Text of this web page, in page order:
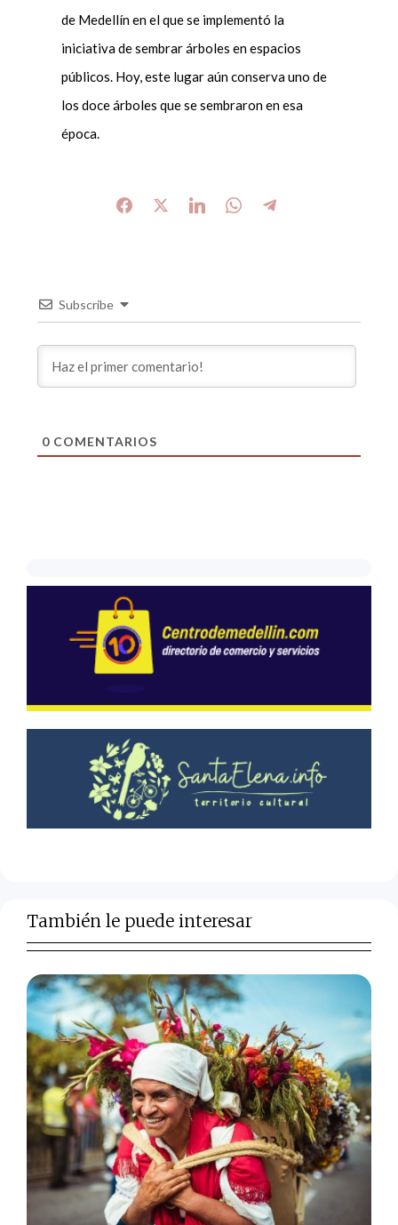
de Medellín en el que se implementó la
iniciativa de sembrar árboles en espacios
públicos. Hoy, este lugar aún conserva uno de
los doce árboles que se sembraron en esa
época.
Subscribe
0COMENTARIOS
También le puede interesar